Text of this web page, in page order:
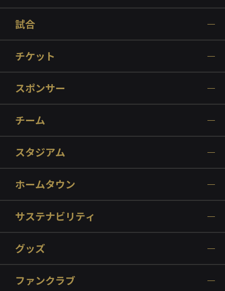
試合
チケット
スポンサー
チーム
スタジアム
ホームタウン
サステナビリティ
グッズ
ファンクラブ